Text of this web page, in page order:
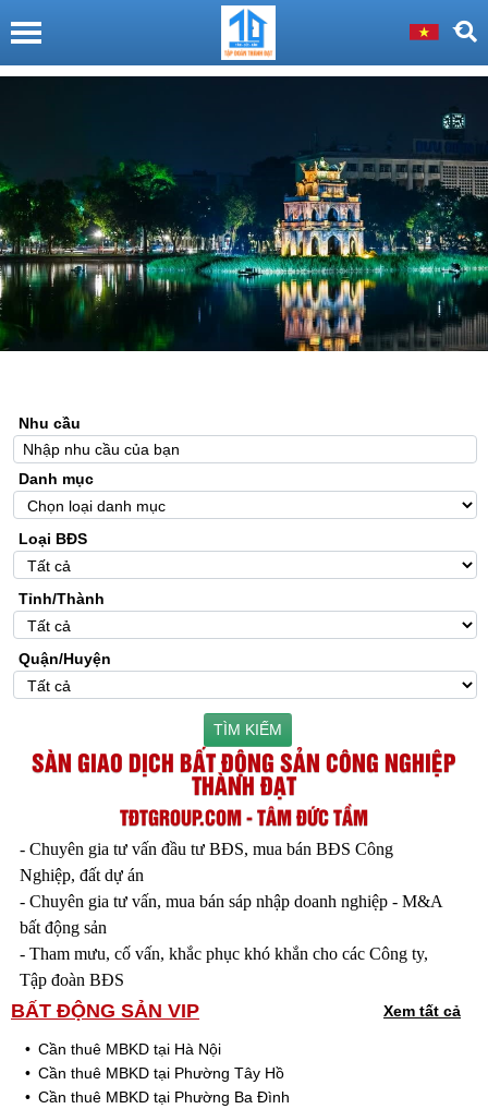
Nhu cầu
Danh mục
Loại BĐS
Tỉnh/Thành
Quận/Huyện
TÌM KIẾM
SÀN GIAO DỊCH BẤT ĐỘNG SẢN CÔNG NGHIỆP
THÀNH ĐẠT
TĐTGROUP.COM - TÂM ĐỨC TẦM
- Chuyên gia tư vấn đầu tư BĐS, mua bán BĐS Công
Nghiệp, đất dự án
- Chuyên gia tư vấn, mua bán sáp nhập doanh nghiệp - M&A
bất động sản
- Tham mưu, cố vấn, khắc phục khó khắn cho các Công ty,
Tập đoàn BĐS
BẤT ĐỘNG SẢN VIP Xem tất cả
Cần thuê MBKD tại Hà Nội
Cần thuê MBKD tại Phường Tây Hồ
Cần thuê MBKD tại Phường Ba Đình